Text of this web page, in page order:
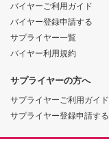
バイヤーご利用ガイド
バイヤー登録申請する
サプライヤー一覧
バイヤー利用規約
サプライヤーの方へ
サプライヤーご利用ガイド
サプライヤー登録申請する